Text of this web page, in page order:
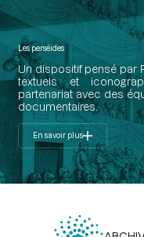
Les perséides
Un dispositif pensé par
textuels et
partenariat avec des
documentaires.
En savoir plus